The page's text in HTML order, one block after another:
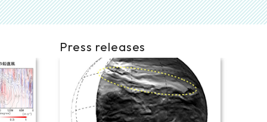
Press releases